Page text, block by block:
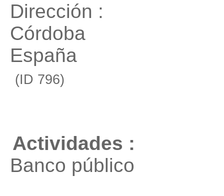
Dirección :
Córdoba
España
(ID 796)
Actividades :
Banco público